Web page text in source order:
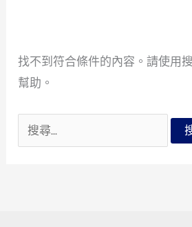
找不到符合條件的內容。請使用
幫助。
搜
尋